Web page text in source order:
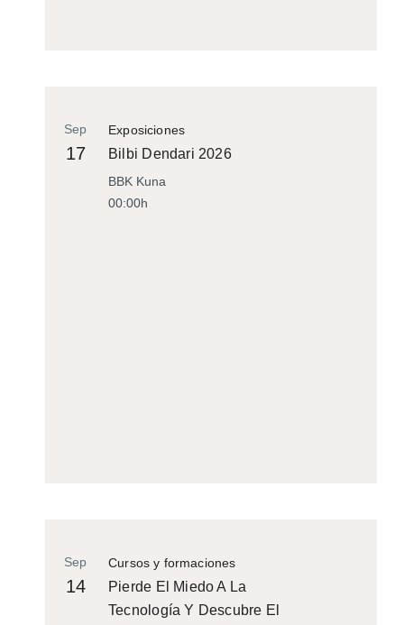
Exposiciones
Sep
17 Bilbi Dendari 2026
BBK Kuna
00:00h
Cursos y formaciones
Sep
14
Pierde El Miedo A La
Tecnología Y Descubre El